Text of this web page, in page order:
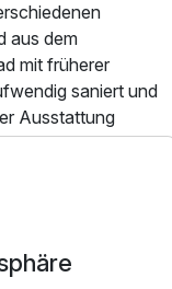
aus dem
mit früherer
saniert und
Ausstattung
wie zum Beispiel
mit Mosaik
Hotels. Das
zur